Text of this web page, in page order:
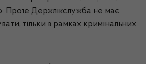
Проте Держлікслужба не має
тільки в рамках кримінальних